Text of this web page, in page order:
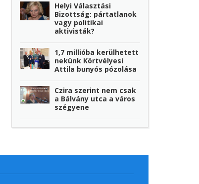
Helyi Választási
Bizottság: pártatlanok
vagy politikai
aktivisták?
1,7 millióba kerülhetett
nekünk Körtvélyesi
Attila bunyós pózolása
Czira szerint nem csak
a Bálvány utca a város
szégyene